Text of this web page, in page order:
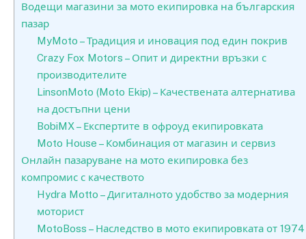
Водещи магазини за мото екипировка на българския
пазар
MyMoto – Традиция и иновация под един покрив
Crazy Fox Motors – Опит и директни връзки с
производителите
LinsonMoto (Moto Ekip) – Качествената алтернатива
на достъпни цени
BobiMX – Експертите в офроуд екипировката
Moto House – Комбинация от магазин и сервиз
Онлайн пазаруване на мото екипировка без
компромис с качеството
Hydra Motto – Дигиталното удобство за модерния
моторист
MotoBoss – Наследство в мото екипировката от 1974